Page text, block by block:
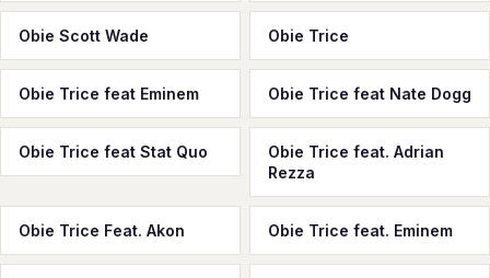
Obie Scott Wade Obie Trice
Obie Trice feat Eminem Obie Trice feat Nate Dogg
Obie Trice feat Stat Quo
Obie Trice feat. Adrian
Rezza
Obie Trice Feat. Akon Obie Trice feat. Eminem